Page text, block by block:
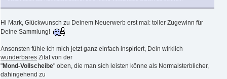
Hi Mark, Glückwunsch zu Deinem Neuerwerb erst mal: toller Zugewinn für
Deine Sammlung!
Ansonsten fühle ich mich jetzt ganz einfach inspiriert, Dein wirklich
wunderbares Zitat von der
"Mond-Vollscheibe" oben, die man sich leisten könne als Normalsterblicher,
dahingehend zu